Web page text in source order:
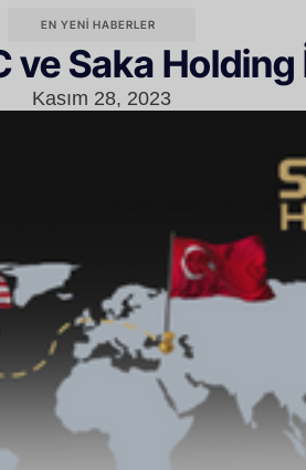
EN YENI HABERLER
ve Saka
Kasım 28, 2023